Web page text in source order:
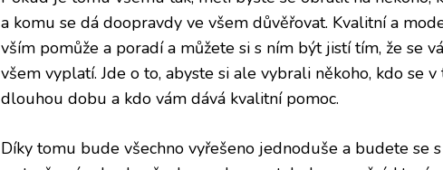
a komu se dá doopravdy ve všem důvěřovat. Kvalitní a
vším pomůže a poradí a můžete si s ním být jistí tím, že se
všem vyplatí. Jde o to, abyste si ale vybrali někoho, kdo se
dlouhou dobu a kdo vám dává kvalitní pomoc.
Díky tomu bude všechno vyřešeno jednoduše a budete se